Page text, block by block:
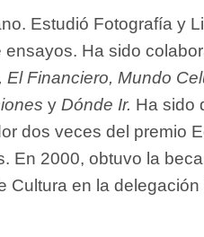
Estudió Fotografía y
ensayos. Ha sido
El Financiero, Mundo
y Dónde Ir. Ha sido
dos veces del premio
En 2000, obtuvo la
Cultura en la